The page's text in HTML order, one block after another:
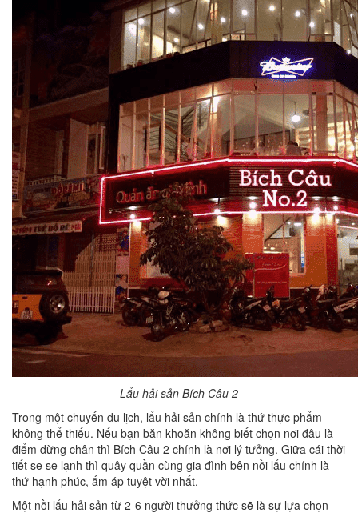
Lẩu hải sản Bích Câu 2
Trong một chuyến du lịch, lẩu hải sản chính là thứ thực phẩm
không thể thiếu. Nếu bạn băn khoăn không biết chọn nơi đâu là
điểm dừng chân thì Bích Câu 2 chính là nơi lý tưởng. Giữa cái thời
tiết se se lạnh thì quây quần cùng gia đình bên nồi lẩu chính là
thứ hạnh phúc, ấm áp tuyệt vời nhất.
Một nồi lẩu hải sản từ 2-6 người thưởng thức sẽ là sự lựa chọn